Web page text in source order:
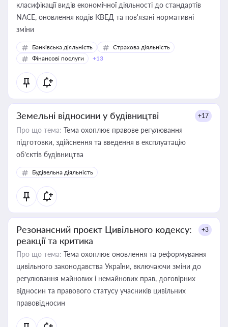
класифікації видів економічної діяльності до стандартів
NACE, оновлення кодів КВЕД та пов'язані нормативні
зміни
Банківська діяльність
Страхова діяльність
Фінансові послуги
+13
Земельні відносини у будівництві +17
Про що тема: Тема охоплює правове регулювання
підготовки, здійснення та введення в експлуатацію
об’єктів будівництва
Будівельна діяльність
Резонансний проєкт Цивільного кодексу:
реакції та критика
+3
Про що тема: Тема охоплює оновлення та реформування
цивільного законодавства України, включаючи зміни до
регулювання майнових і немайнових прав, договірних
відносин та правового статусу учасників цивільних
правовідносин